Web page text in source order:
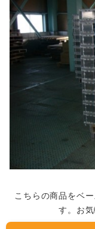
こちらの商品をベ
す。お